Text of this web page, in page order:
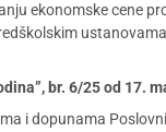
ekonomske cene
br. 6/25 od 17.
i dopunama